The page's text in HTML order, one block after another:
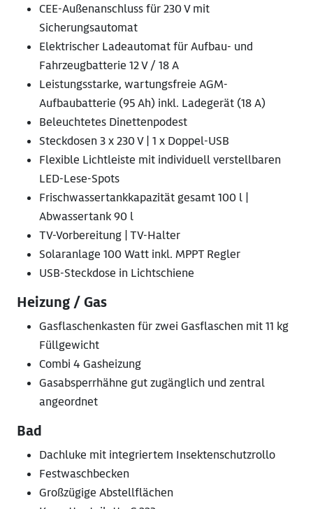
CEE-Außenanschluss für 230 V mit
Sicherungsautomat
Elektrischer Ladeautomat für Aufbau- und
Fahrzeugbatterie 12 V / 18 A
Leistungsstarke, wartungsfreie AGM-
Aufbaubatterie (95 Ah) inkl. Ladegerät (18 A)
Beleuchtetes Dinettenpodest
Steckdosen 3 x 230 V | 1 x Doppel-USB
Flexible Lichtleiste mit individuell verstellbaren
LED-Lese-Spots
Frischwassertankkapazität gesamt 100 l |
Abwassertank 90 l
TV-Vorbereitung | TV-Halter
Solaranlage 100 Watt inkl. MPPT Regler
USB-Steckdose in Lichtschiene
Heizung / Gas
Gasflaschenkasten für zwei Gasflaschen mit 11 kg
Füllgewicht
Combi 4 Gasheizung
Gasabsperrhähne gut zugänglich und zentral
angeordnet
Bad
Dachluke mit integriertem Insektenschutzrollo
Festwaschbecken
Großzügige Abstellflächen